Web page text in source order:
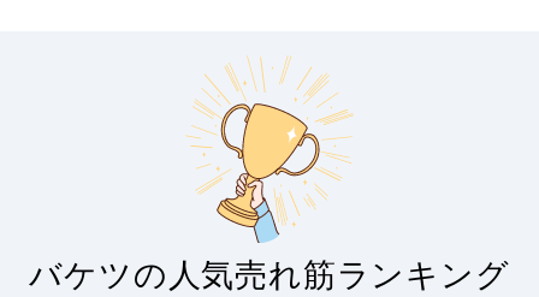
バケツの人気売れ筋ランキング